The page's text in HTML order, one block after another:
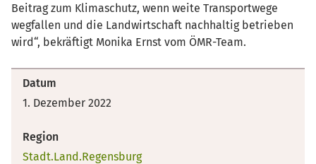
Beitrag zum Klimaschutz, wenn weite Transportwege
wegfallen und die Landwirtschaft nachhaltig betrieben
wird“, bekräftigt Monika Ernst vom ÖMR-Team.
Datum
1. Dezember 2022
Region
Stadt.Land.Regensburg